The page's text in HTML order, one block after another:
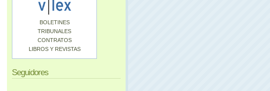
BOLETINES
TRIBUNALES
CONTRATOS
LIBROS Y REVISTAS
Seguidores